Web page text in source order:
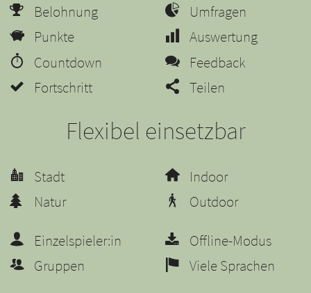
Belohnung
Punkte
Countdown
Fortschritt
Umfragen
Auswertung
Feedback
Teilen
Flexibel einsetzbar
Stadt
Natur
Indoor
Outdoor
Einzelspieler:in
Gruppen
Offline-Modus
Viele Sprachen